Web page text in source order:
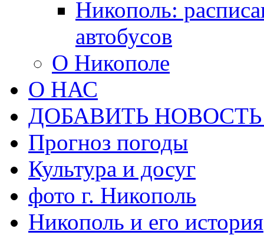
Никополь:
автобусов
О Никополе
О НАС
ДОБАВИТЬ
Прогноз погоды
Культура и досуг
фото г. Никополь
Никополь и его история